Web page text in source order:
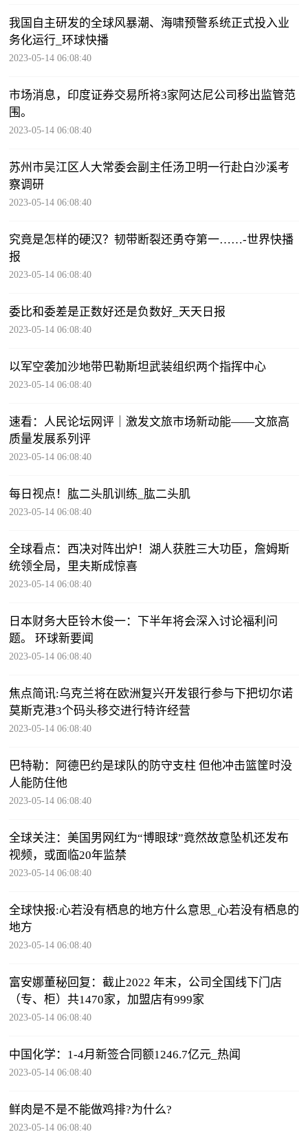
我国自主研发的全球风暴潮、海啸预警系统正式投入业
务化运行_环球快播
2023-05-14 06:08:40
市场消息，印度证券交易所将3家阿达尼公司移出监管范
围。
2023-05-14 06:08:40
苏州市吴江区人大常委会副主任汤卫明一行赴白沙溪考
察调研
2023-05-14 06:08:40
究竟是怎样的硬汉？韧带断裂还勇夺第一……-世界快播
报
2023-05-14 06:08:40
委比和委差是正数好还是负数好_天天日报
2023-05-14 06:08:40
以军空袭加沙地带巴勒斯坦武装组织两个指挥中心
2023-05-14 06:08:40
速看：人民论坛网评｜激发文旅市场新动能——文旅高
质量发展系列评
2023-05-14 06:08:40
每日视点！肱二头肌训练_肱二头肌
2023-05-14 06:08:40
全球看点：西决对阵出炉！湖人获胜三大功臣，詹姆斯
统领全局，里夫斯成惊喜
2023-05-14 06:08:40
日本财务大臣铃木俊一：下半年将会深入讨论福利问
题。 环球新要闻
2023-05-14 06:08:40
焦点简讯:乌克兰将在欧洲复兴开发银行参与下把切尔诺
莫斯克港3个码头移交进行特许经营
2023-05-14 06:08:40
巴特勒：阿德巴约是球队的防守支柱 但他冲击篮筐时没
人能防住他
2023-05-14 06:08:40
全球关注：美国男网红为“博眼球”竟然故意坠机还发布
视频，或面临20年监禁
2023-05-14 06:08:40
全球快报:心若没有栖息的地方什么意思_心若没有栖息的
地方
2023-05-14 06:08:40
富安娜董秘回复：截止2022 年末，公司全国线下门店
（专、柜）共1470家，加盟店有999家
2023-05-14 06:08:40
中国化学：1-4月新签合同额1246.7亿元_热闻
2023-05-14 06:08:40
鲜肉是不是不能做鸡排?为什么?
2023-05-14 06:08:40